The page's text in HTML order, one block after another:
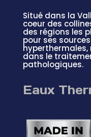
Situé dans la
coeur des
des régions les
pour ses
dans le
pathologiques.
Eaux